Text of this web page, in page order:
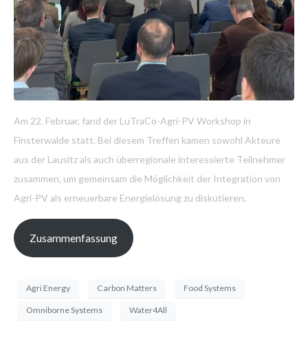
Am 22. Februar, fand der LuTraCo-Agri-PV Workshop in
Finsterwalde statt. Bei diesem Treffen kamen sowohl Akteure
aus der Lausitz als auch überregionale interessierte Teilnehmer
zusammen, um gemeinsam die Möglichkeit der Integration von
Agri-PV als erneuerbare Energielösung zu diskutieren.
Zusammenfassung
Agri Energy Carbon Matters Food Systems
Omniborne Systems Water4All